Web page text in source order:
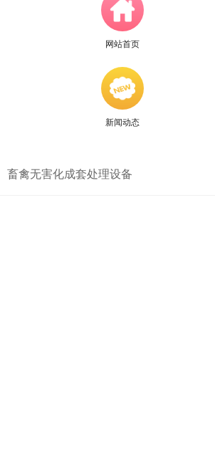
网站首页
新闻动态
畜禽无害化成套处理设备